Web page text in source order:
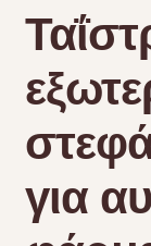
Τσάντες
Επικοινωνία
Φροντίδα –
για